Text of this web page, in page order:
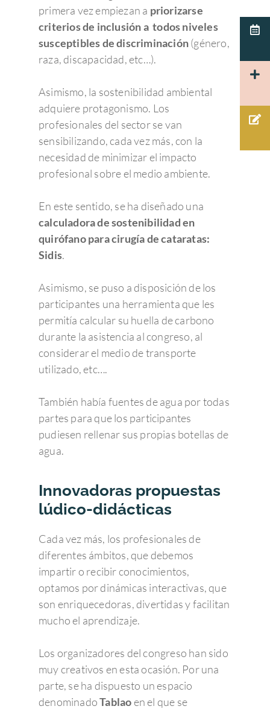
primera vez empiezan a priorizarse
criterios de inclusión a todos niveles
susceptibles de discriminación(género,
raza, discapacidad, etc…).
Asimismo, la sostenibilidad ambiental
adquiere protagonismo. Los
profesionales del sector se van
sensibilizando, cada vez más, con la
necesidad de minimizar el impacto
profesional sobre el medio ambiente.
En este sentido, se ha diseñado una
calculadora de sostenibilidad en
quirófano para cirugía de cataratas:
Sidis.
Asimismo, se puso a disposición de los
participantes una herramienta que les
permitía calcular su huella de carbono
durante la asistencia al congreso, al
considerar el medio de transporte
utilizado, etc….
También había fuentes de agua por todas
partes para que los participantes
pudiesen rellenar sus propias botellas de
agua.
Innovadoras propuestas
lúdico-didácticas
Cada vez más, los profesionales de
diferentes ámbitos, que debemos
impartir o recibir conocimientos,
optamos por dinámicas interactivas, que
son enriquecedoras, divertidas y facilitan
mucho el aprendizaje.
Los organizadores del congreso han sido
muy creativos en esta ocasión. Por una
parte, se ha dispuesto un espacio
denominadoTablaoen el que se
Queratitis
Patología corneal
Disfuncion del
PÁRPADOS Y
LAGRIMALES
GLAUCOMA
Retinopatía
Agujero macular
Membrana Epi-
Hemorragia vítrea
Moscas volantes y
Retinosis
Uveítis
de la retina
Otras…
Control de la miopía
Oftalmo sport
Terapias visuales
Retina y mácula
Rejuvenecimiento
mirada
Optometristas
Urgencias
Actualidad Admira
Pruebas diagnósticas:
Tecnología
Mutuas
Nuestras clínicas
Trabaja con nosotros
Congresos
Sesiones clínicas
Para profesionales
Español
Español
Cuidamos de tus ojos y
93 203 22 33
Admiravisión
Portal del paciente
Urgencias
Barcelona 24H